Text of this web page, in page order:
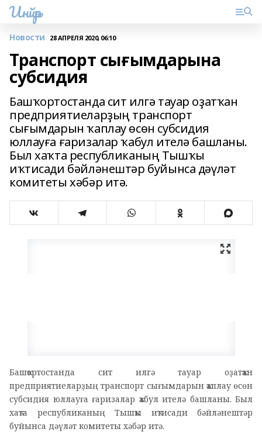
Инйәр
Новости 28 АПРЕЛЯ 2020, 06:10
Транспорт сығымдарына
субсидия
Башҡортостанда сит илгә тауар оҙатҡан
предприятиеларҙың транспорт
сығымдарын ҡаплау өсөн субсидия
юллауға ғаризалар ҡабул ителә башланы.
Был хаҡта республиканың Тышҡы
иҡтисади бәйләнештәр буйынса дәүләт
комитеты хәбәр итә.
Башҡортостанда сит илгә тауар оҙатҡан
предприятиеларҙың транспорт сығымдарын ҡаплау өсөн
субсидия юллауға ғаризалар ҡабул ителә башланы. Был
хаҡта республиканың Тышҡы иҡтисади бәйләнештәр
буйынса дәүләт комитеты хәбәр итә.